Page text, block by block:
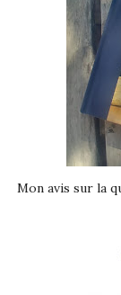
Mon avis sur la